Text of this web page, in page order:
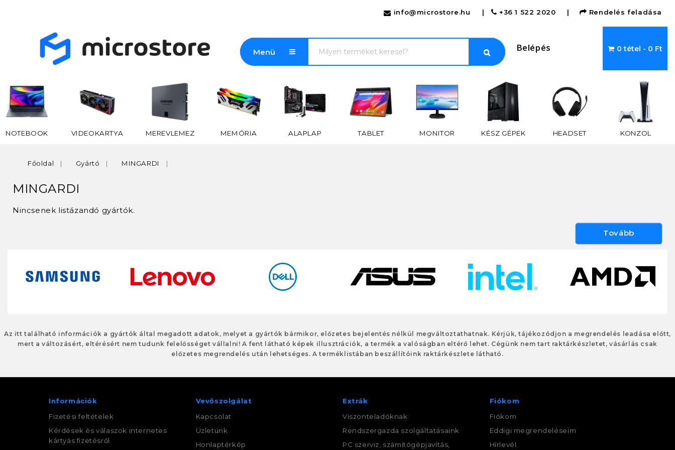
info@microstore.hu | +36 1 522 2020 | Rendelés feladása
Menü Belépés 0 tétel - 0 Ft
NOTEBOOK VIDEOKARTYA MEREVLEMEZ MEMÓRIA ALAPLAP TABLET MONITOR KÉSZ GÉPEK HEADSET KONZOL
Főoldal Gyártó MINGARDI
MINGARDI
Nincsenek listázandó gyártók.
Tovább
Az itt található információk a gyártók által megadott adatok, melyet a gyártók bármikor, előzetes bejelentés nélkül megváltoztathatnak. Kérjük, tájékozódjon a megrendelés leadása előtt,
mert a változásért, eltérésért nem tudunk felelősséget vállalni! A fent látható képek illusztrációk, a termék a valóságban eltérő lehet. Cégünk nem tart raktárkészletet, vásárlás csak
előzetes megrendelés után lehetséges. A terméklistában beszállítóink raktárkészlete látható.
Információk
Fizetési feltételek
Kérdések és válaszok internetes
kártyás fizetésről
Vevőszolgálat
Kapcsolat
Üzletünk
Honlaptérkép
Extrák
Viszonteladóknak
Rendszergazda szolgáltatásaink
PC szerviz, számítógépjavítás,
Fiókom
Fiókom
Eddigi megrendeléseim
Hírlevél